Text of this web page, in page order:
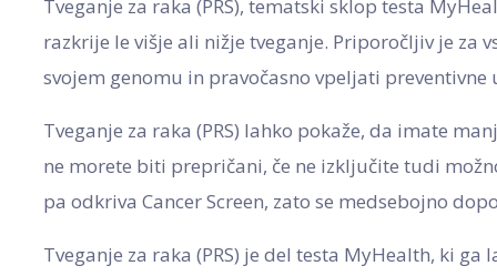
Tveganje za raka (PRS), tematski sklop testa
razkrije le višje ali nižje tveganje. Priporočljiv je za
svojem genomu in pravočasno vpeljati preventivne
Tveganje za raka (PRS) lahko pokaže, da imate
ne morete biti prepričani, če ne izključite tudi
pa odkriva Cancer Screen, zato se medsebojno
Tveganje za raka (PRS) je del testa MyHealth, ki